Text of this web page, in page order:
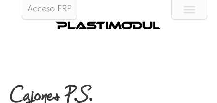
Acceso ERP
Cajones P.S.